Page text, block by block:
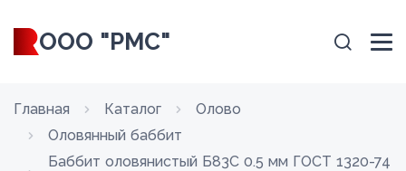
ООО "РМС"
Главная Каталог
Олово
Оловянный баббит
Баббит оловянистый Б83С 0.5 мм ГОСТ 1320-74